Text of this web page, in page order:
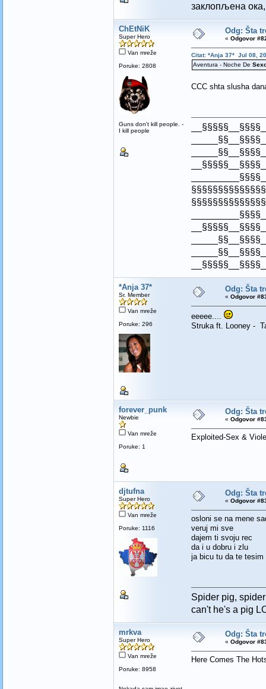
заклопљена
ChEtNiK
Super Hero
Van mreže
Poruke: 2808
Guns don't kill people. -
I kill people
Odg: Šta
« Odgovor
Citat: *Anja 37* Jul 08,
Aventura - Noche De
CCC shta slusha
*Anja 37*
Sr. Member
Van mreže
Poruke: 296
Odg: Šta
« Odgovor
eeeee....
Struka ft. Looney -
forever_punk
Newbie
Van mreže
Poruke: 1
Odg: Šta
« Odgovor
Exploited-Sex &
djtufna
Super Hero
Van mreže
Poruke: 1116
Odg: Šta
« Odgovor
osloni se na mene
veruj mi sve
dajem ti svoju rec
da i u dobru i zlu
ja bicu tu da te
Spider pig,
can't he's a pig
mrkva
Super Hero
Van mreže
Poruke: 8958
Odg: Šta
« Odgovor
Here Comes The